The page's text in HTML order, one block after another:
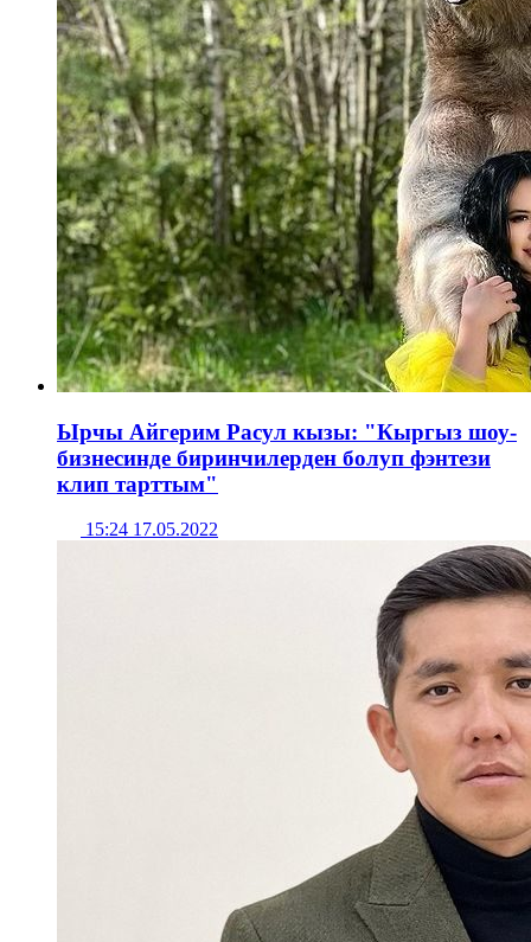
Ырчы Айгерим Расул кызы: "Кыргыз шоу-
бизнесинде биринчилерден болуп фэнтези
клип тарттым"
15:24 17.05.2022